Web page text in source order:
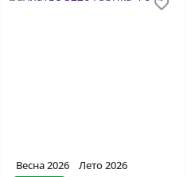
Весна 2026
Лето 2026